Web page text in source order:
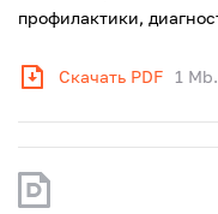
профилактики,
Скачать PDF 1 Mb.